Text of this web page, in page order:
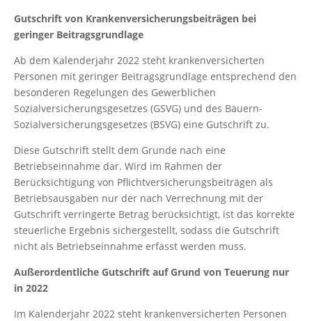
Gutschrift von Krankenversicherungsbeiträgen bei
geringer Beitragsgrundlage
Ab dem Kalenderjahr 2022 steht krankenversicherten
Personen mit geringer Beitragsgrundlage entsprechend den
besonderen Regelungen des Gewerblichen
Sozialversicherungsgesetzes (GSVG) und des Bauern-
Sozialversicherungsgesetzes (BSVG) eine Gutschrift zu.
Diese Gutschrift stellt dem Grunde nach eine
Betriebseinnahme dar. Wird im Rahmen der
Berücksichtigung von Pflichtversicherungsbeiträgen als
Betriebsausgaben nur der nach Verrechnung mit der
Gutschrift verringerte Betrag berücksichtigt, ist das korrekte
steuerliche Ergebnis sichergestellt, sodass die Gutschrift
nicht als Betriebseinnahme erfasst werden muss.
Außerordentliche Gutschrift auf Grund von Teuerung nur
in 2022
Im Kalenderjahr 2022 steht krankenversicherten Personen